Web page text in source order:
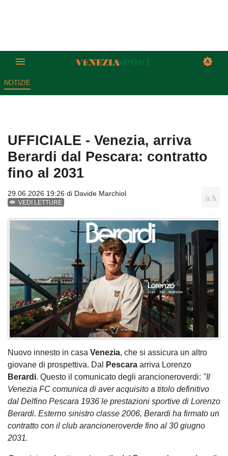
NOTIZIE
UFFICIALE - Venezia, arriva
Berardi dal Pescara: contratto
fino al 2031
29.06.2026 19:26 di Davide Marchiol
VEDI LETTURE
Nuovo innesto in casa Venezia, che si assicura un altro
giovane di prospettiva. Dal
Pescara arriva Lorenzo
Berardi. Questo il comunicato degli arancioneroverdi: "Il
Venezia FC comunica di aver acquisito a titolo definitivo
dal Delfino Pescara 1936 le prestazioni sportive di Lorenzo
Berardi. Esterno sinistro classe 2006, Berardi ha firmato un
contratto con il club arancioneroverde fino al 30 giugno
2031.